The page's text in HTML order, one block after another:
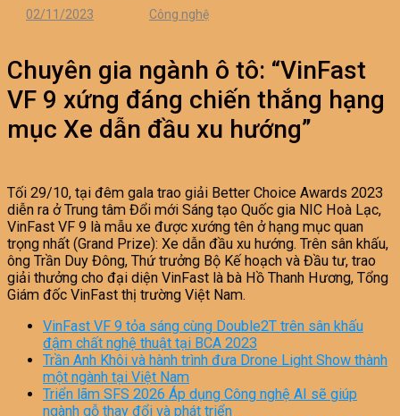
02/11/2023 Công nghệ
Chuyên gia ngành ô tô: “VinFast
VF 9 xứng đáng chiến thắng hạng
mục Xe dẫn đầu xu hướng”
Tối 29/10, tại đêm gala trao giải Better Choice Awards 2023
diễn ra ở Trung tâm Đổi mới Sáng tạo Quốc gia NIC Hoà Lạc,
VinFast VF 9 là mẫu xe được xướng tên ở hạng mục quan
trọng nhất (Grand Prize): Xe dẫn đầu xu hướng. Trên sân khấu,
ông Trần Duy Đông, Thứ trưởng Bộ Kế hoạch và Đầu tư, trao
giải thưởng cho đại diện VinFast là bà Hồ Thanh Hương, Tổng
Giám đốc VinFast thị trường Việt Nam.
VinFast VF 9 tỏa sáng cùng Double2T trên sân khấu
đậm chất nghệ thuật tại BCA 2023
Trần Anh Khôi và hành trình đưa Drone Light Show thành
một ngành tại Việt Nam
Triển lãm SFS 2026 Áp dụng Công nghệ AI sẽ giúp
ngành gỗ thay đổi và phát triển